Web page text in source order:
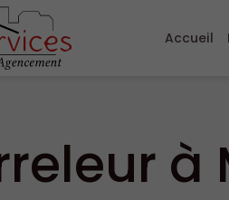
Accueil